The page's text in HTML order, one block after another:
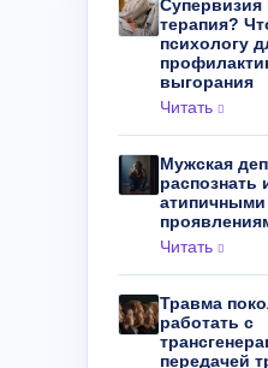
Супервизия
терапия?
психологу
выгорания
Читать
Мужская
распознать
атипичными
Читать
Травма
работать с
передачей